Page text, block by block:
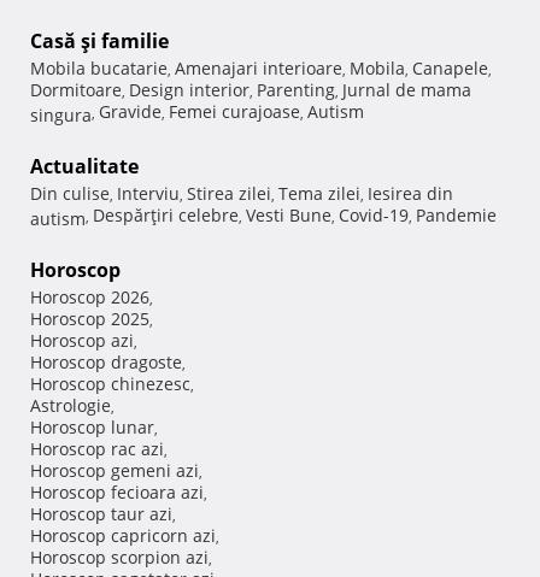
Casă şi familie
Mobila bucatarie, Amenajari interioare, Mobila, Canapele,
Dormitoare, Design interior, Parenting, Jurnal de mama
singura, Gravide, Femei curajoase, Autism
Actualitate
Din culise, Interviu, Stirea zilei, Tema zilei, Iesirea din
autism, Despărţiri celebre, Vesti Bune, Covid-19, Pandemie
Horoscop
Horoscop 2026,
Horoscop 2025,
Horoscop azi,
Horoscop dragoste,
Horoscop chinezesc,
Astrologie,
Horoscop lunar,
Horoscop rac azi,
Horoscop gemeni azi,
Horoscop fecioara azi,
Horoscop taur azi,
Horoscop capricorn azi,
Horoscop scorpion azi,